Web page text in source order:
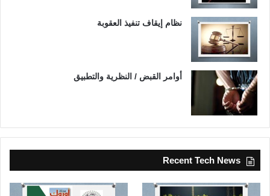
نظام إيقاف تنفيذ العقوبة
أوامر القبض / النظرية والتطبيق
Recent Tech News